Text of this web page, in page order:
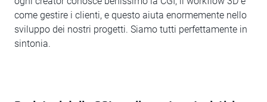
come gestire i clienti, e questo aiuta enormemente nello
sviluppo dei nostri progetti. Siamo tutti perfettamente in
sintonia.